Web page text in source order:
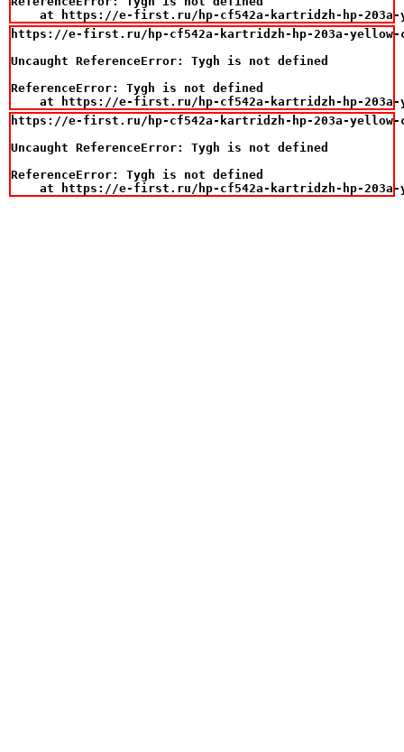
at https://e-first.ru/hp-cf542a-kartridzh-hp-
https://e-first.ru/hp-cf542a-kartridzh-hp-203a-yellow-
Uncaught ReferenceError: Tygh is not defined
ReferenceError: Tygh is not defined
at https://e-first.ru/hp-cf542a-kartridzh-hp-
https://e-first.ru/hp-cf542a-kartridzh-hp-203a-yellow-
Uncaught ReferenceError: Tygh is not defined
ReferenceError: Tygh is not defined
at https://e-first.ru/hp-cf542a-kartridzh-hp-